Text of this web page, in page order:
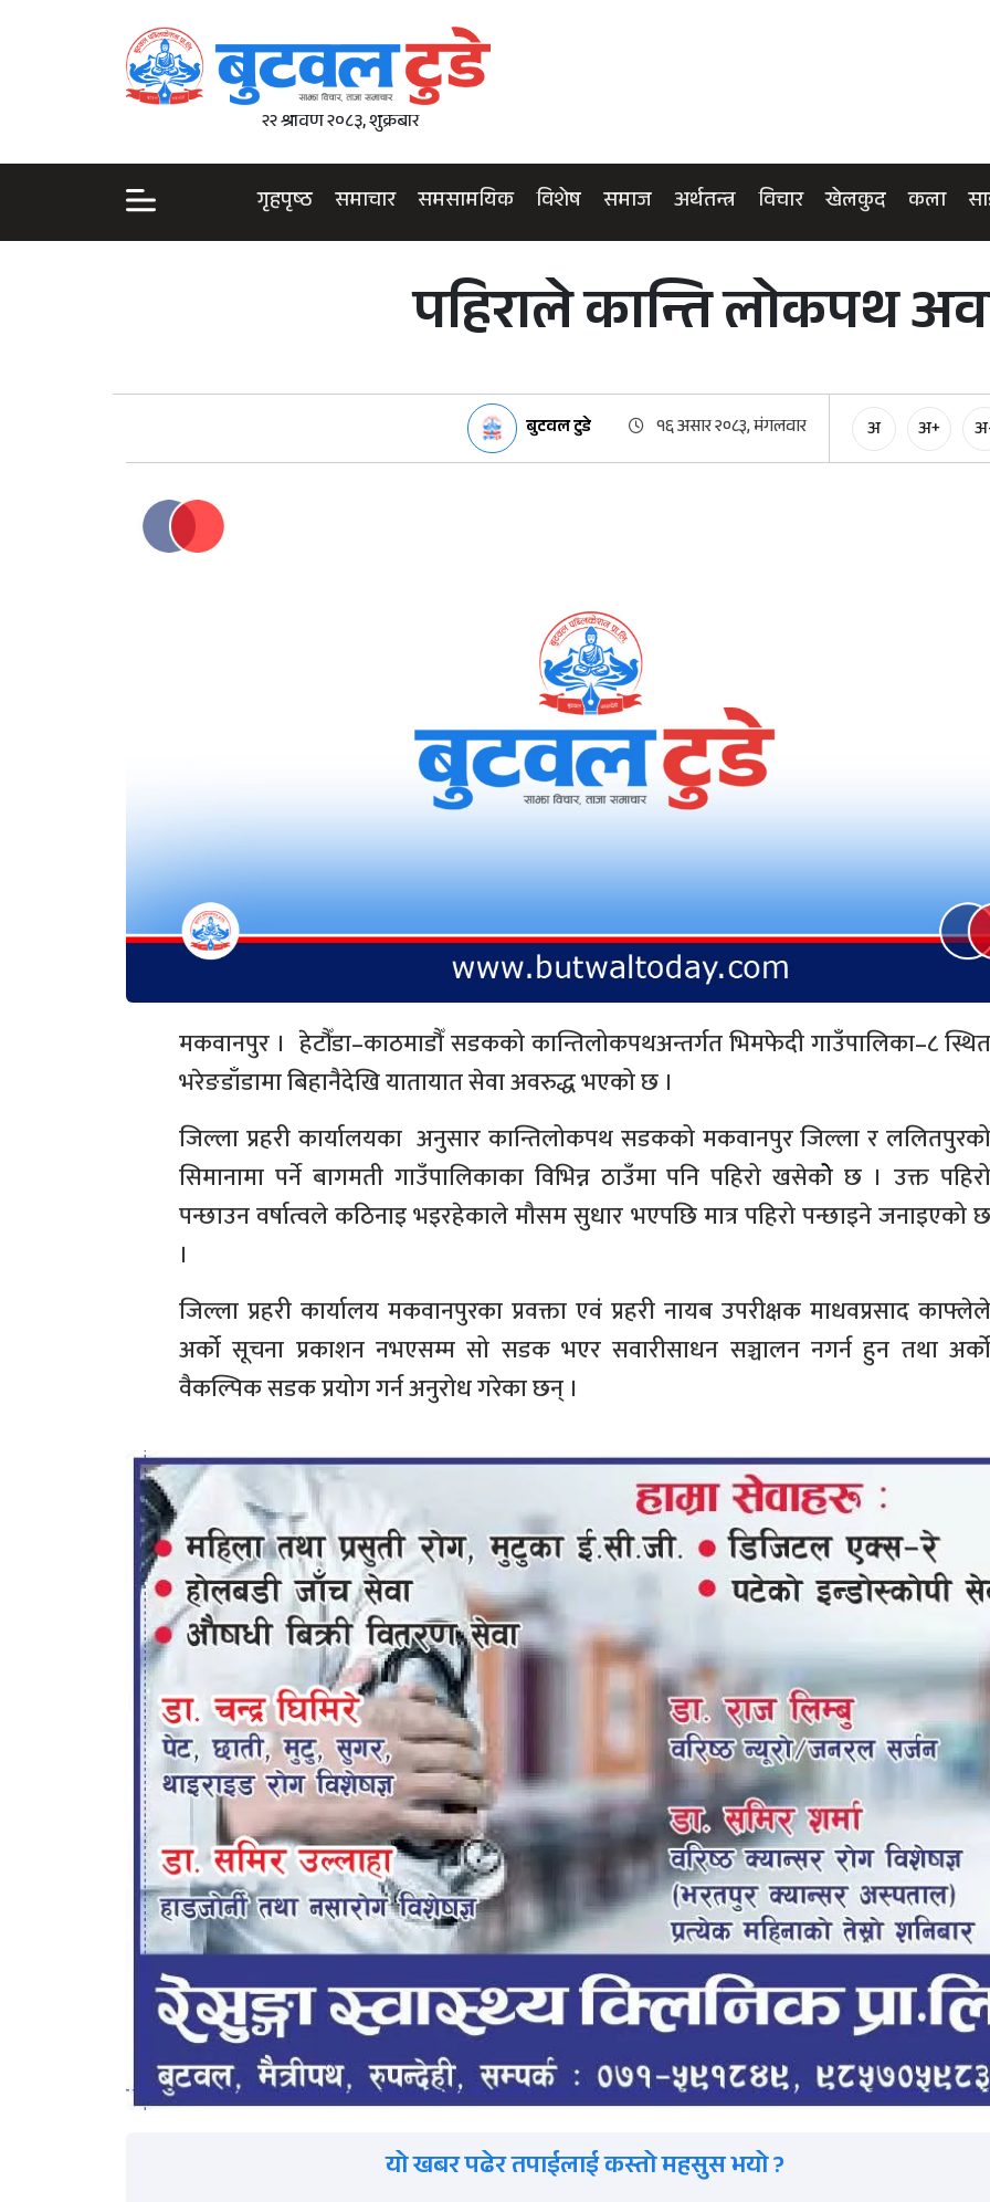
२२ श्रावण २०८३, शुक्रबार
गृहपृष्ठ समाचार समसामयिक विशेष समाज अर्थतन्त्र विचार खेलकुद कला
पहिराले कान्ति लोकपथ
बुटवल टुडे १६ असार २०८३, मंगलवार अ अ+
मकवानपुर । हेटौँडा–काठमाडौँ सडकको कान्तिलोकपथअन्तर्गत भिमफेदी गाउँपालिका–८ स्थित
भरेङडाँडामा बिहानैदेखि यातायात सेवा अवरुद्ध भएको छ ।
जिल्ला प्रहरी कार्यालयका अनुसार कान्तिलोकपथ सडकको मकवानपुर जिल्ला र ललितपुरको
सिमानामा पर्ने बागमती गाउँपालिकाका विभिन्न ठाउँमा पनि पहिरो खसेकोे छ । उक्त पहिरो
पन्छाउन वर्षात्वले कठिनाइ भइरहेकाले मौसम सुधार भएपछि मात्र पहिरो पन्छाइने जनाइएको छ
।
जिल्ला प्रहरी कार्यालय मकवानपुरका प्रवक्ता एवं प्रहरी नायब उपरीक्षक माधवप्रसाद काफ्लेले
अर्को सूचना प्रकाशन नभएसम्म सो सडक भएर सवारीसाधन सञ्चालन नगर्न हुन तथा अर्को
वैकल्पिक सडक प्रयोग गर्न अनुरोध गरेका छन् ।
यो खबर पढेर तपाईलाई कस्तो महसुस भयो ?